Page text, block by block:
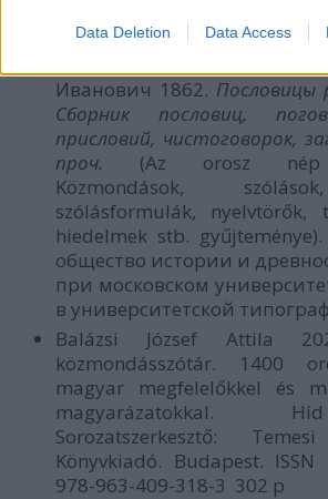
Data Deletion Data Access
Szótárak. Tinta Könyvkiadó.
Иванович 1862. Пословицы
Сборник пословиц,
присловий, чистоговорок,
проч. (Az orosz nép
Közmondások,
szólásformulák, nyelvtörők,
hiedelmek stb.
общество истории и
при московском
в университетской
Balázsi József Attila
közmondásszótár. 1400
magyar megfelelőkkel és
magyarázatokkal.
Sorozatszerkesztő:
Könyvkiadó. Budapest. ISSN
978-963-409-318-3 302 p